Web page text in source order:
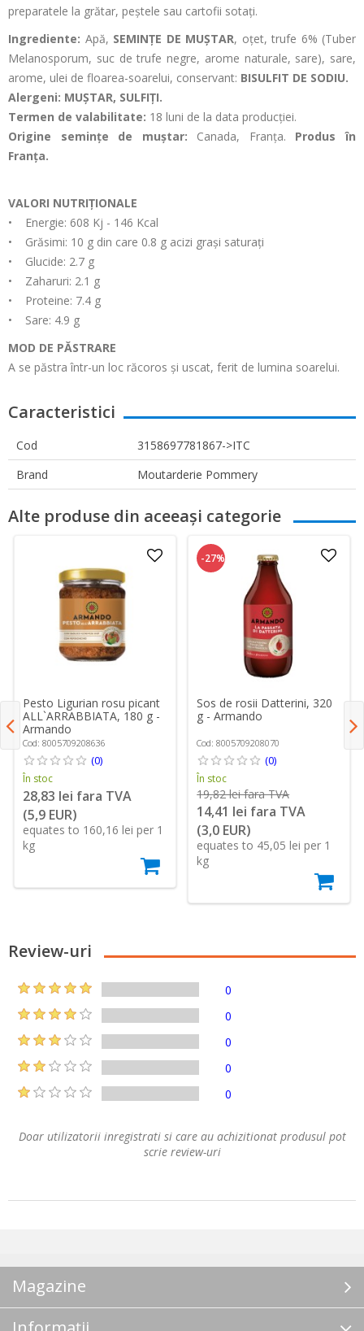
preparatele la grătar, peștele sau cartofii sotați.
Ingrediente: Apă, SEMINȚE DE MUȘTAR, oțet, trufe 6% (Tuber
Melanosporum, suc de trufe negre, arome naturale, sare), sare,
arome, ulei de floarea-soarelui, conservant: BISULFIT DE SODIU.
Alergeni: MUȘTAR, SULFIȚI.
Termen de valabilitate: 18 luni de la data producției.
Origine semințe de muștar: Canada, Franța. Produs în
Franța.
VALORI NUTRIȚIONALE
• Energie: 608 Kj - 146 Kcal
• Grăsimi: 10 g din care 0.8 g acizi grași saturați
• Glucide: 2.7 g
• Zaharuri: 2.1 g
• Proteine: 7.4 g
• Sare: 4.9 g
MOD DE PĂSTRARE
A se păstra într-un loc răcoros și uscat, ferit de lumina soarelui.
Caracteristici
Cod
3158697781867->ITC
Brand
Moutarderie Pommery
Alte produse din aceeași categorie
Pesto Ligurian rosu picant
ALL`ARRABBIATA, 180 g -
Armando
Cod: 8005709208636
(0)
În stoc
28,83 lei fara TVA
(5,9 EUR)
equates to 160,16 lei per 1
kg
-27%
Sos de rosii Datterini, 320
g - Armando
Cod: 8005709208070
(0)
În stoc
19,82 lei fara TVA
14,41 lei fara TVA
(3,0 EUR)
equates to 45,05 lei per 1
kg
Review-uri
0
0
0
0
0
Doar utilizatorii inregistrati si care au achizitionat produsul pot
scrie review-uri
Magazine